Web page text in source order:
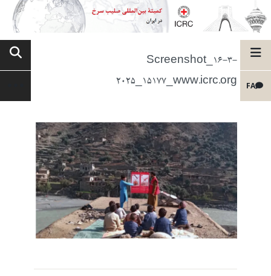
FA
Screenshot_16-3-
2025_15177_www.icrc.org